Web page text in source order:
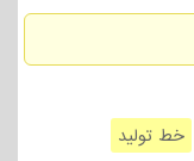
خط تولید